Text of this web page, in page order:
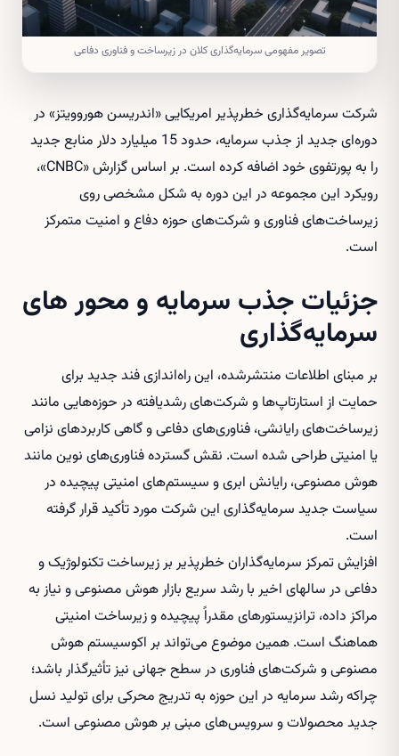
تصویر مفهومی سرمایه‌گذاری کلان در زیرساخت و فناوری دفاعی
شرکت سرمایه‌گذاری خطرپذیر امریکایی «اندریسن هوروویتز» در
دوره‌ای جدید از جذب سرمایه، حدود 15 میلیارد دلار منابع جدید
را به پورتفوی خود اضافه کرده است. بر اساس گزارش «CNBC»،
رویکرد این مجموعه در این دوره به شکل مشخصی روی
زیرساخت‌های فناوری و شرکت‌های حوزه دفاع و امنیت متمرکز
است.
جزئیات جذب سرمایه و محور های
سرمایه‌گذاری
بر مبنای اطلاعات منتشرشده، این راه‌اندازی فند جدید برای
حمایت از استارتاپ‌ها و شرکت‌های رشدیافته در حوزه‌هایی مانند
زیرساخت‌های رایانشی، فناوری‌های دفاعی و گاهی کاربردهای نزامی
يا امنیتی طراحی شده است. نقش گسترده فناوری‌های نوین مانند
هوش مصنوعی، رایانش ابری و سیستم‌های امنیتی پیچیده در
سیاست جدید سرمایه‌گذاری این شرکت مورد تأکید قرار گرفته
است.
افزایش تمرکز سرمایه‌گذاران خطرپذیر بر زیرساخت تکنولوژیک و
دفاعی در سالهای اخیر با رشد سریع بازار هوش مصنوعی و نیاز به
مراکز داده، ترانزیستورهای مقدراً پیچیده و زیرساخت امنیتی
هماهنگ است. همین موضوع می‌تواند بر اکوسیستم هوش
مصنوعی و شرکت‌های فناوری در سطح جهانی نیز تأثیرگذار باشد؛
چراکه رشد سرمایه در این حوزه به تدریج محرکی برای تولید نسل
جدید محصولات و سرویس‌های مبنی بر هوش مصنوعی است.